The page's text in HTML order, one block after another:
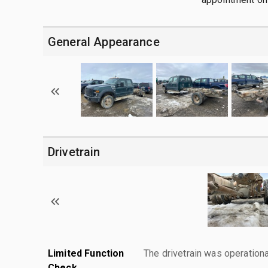
General Appearance
Drivetrain
Limited Function
The drivetrain was